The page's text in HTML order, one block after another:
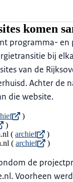
komen
programma-
bij
van de
Achter de
die website.
)
)
( archief
)
( archief )
de
Voorheen